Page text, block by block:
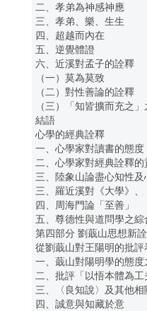
二、孝弟為神感神應
三、孝弟、樂、生生
四、超越而內在
五、逆覺體證
六、近溪對孟子的詮釋
（一）莫為莫致
（二）對性善論的詮釋
（三）「知皆擴而充之
結語
心學的經典詮釋
一、心學家對讀書的態度
二、心學家對經典詮釋的
三、陸象山論盡心知性及
三、羅近溪對《大學》
四、周海門論「至善」
五、尊德性與道問學之綜
第四部分 劉蕺山思想新詮
從劉蕺山對王陽明的批
一、蕺山對陽明學的態度
二、批評「以悟本體為工
三、〈良知說〉及其他
四、誠意與知藏於意